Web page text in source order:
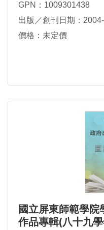
GPN：1009301438
出版／創刊日期：
價格：未定價
國立屏東師範學
作品專輯(八十九